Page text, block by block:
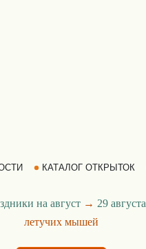
КАТАЛОГ ОТКРЫТОК
на август → 29 августа
летучих мышей